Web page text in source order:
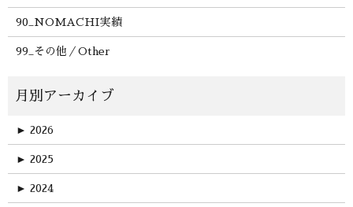
90_NOMACHI実績
99_その他／Other
► 2026
► 2025
► 2024